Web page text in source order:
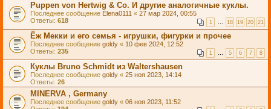
Puppen von Hertwig & Co. И другие аналогичные куклы.
Последнее сообщение Elena0111 « 27 мар 2024, 00:55
Ответы: 618 1 … 18 19 20 21
Ёж Мекки и его семья - игрушки, фигурки и прочее
Последнее сообщение goldy « 10 фев 2024, 12:52
Ответы: 235 1 … 5 6 7 8
Куклы Bruno Schmidt из Waltershausen
Последнее сообщение goldy « 25 ноя 2023, 14:14
Ответы: 26
MINERVA , Germany
Последнее сообщение goldy « 06 ноя 2023, 11:52